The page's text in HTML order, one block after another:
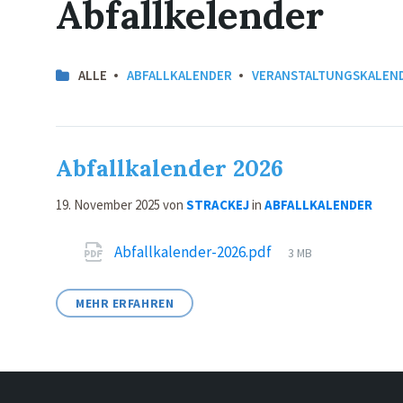
Abfallkelender
ALLE ABFALLKALENDER
Abfallkalender 2026
19. November 2025 von STRACKEJin ABFALLKALENDER
Attachments
Abfallkalender-2026.pdf
File
3 MB
MEHR ERFAHREN